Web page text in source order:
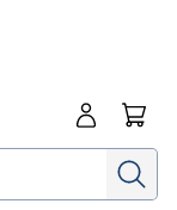
Me